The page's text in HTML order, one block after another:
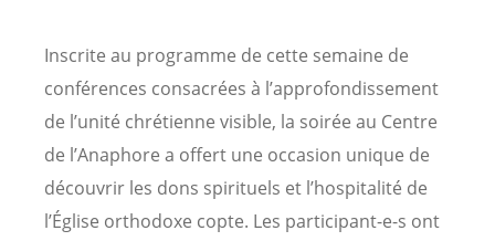
Inscrite au programme de cette semaine de
conférences consacrées à l’approfondissement
de l’unité chrétienne visible, la soirée au Centre
de l’Anaphore a offert une occasion unique de
découvrir les dons spirituels et l’hospitalité de
l’Église orthodoxe copte. Les participant-e-s ont